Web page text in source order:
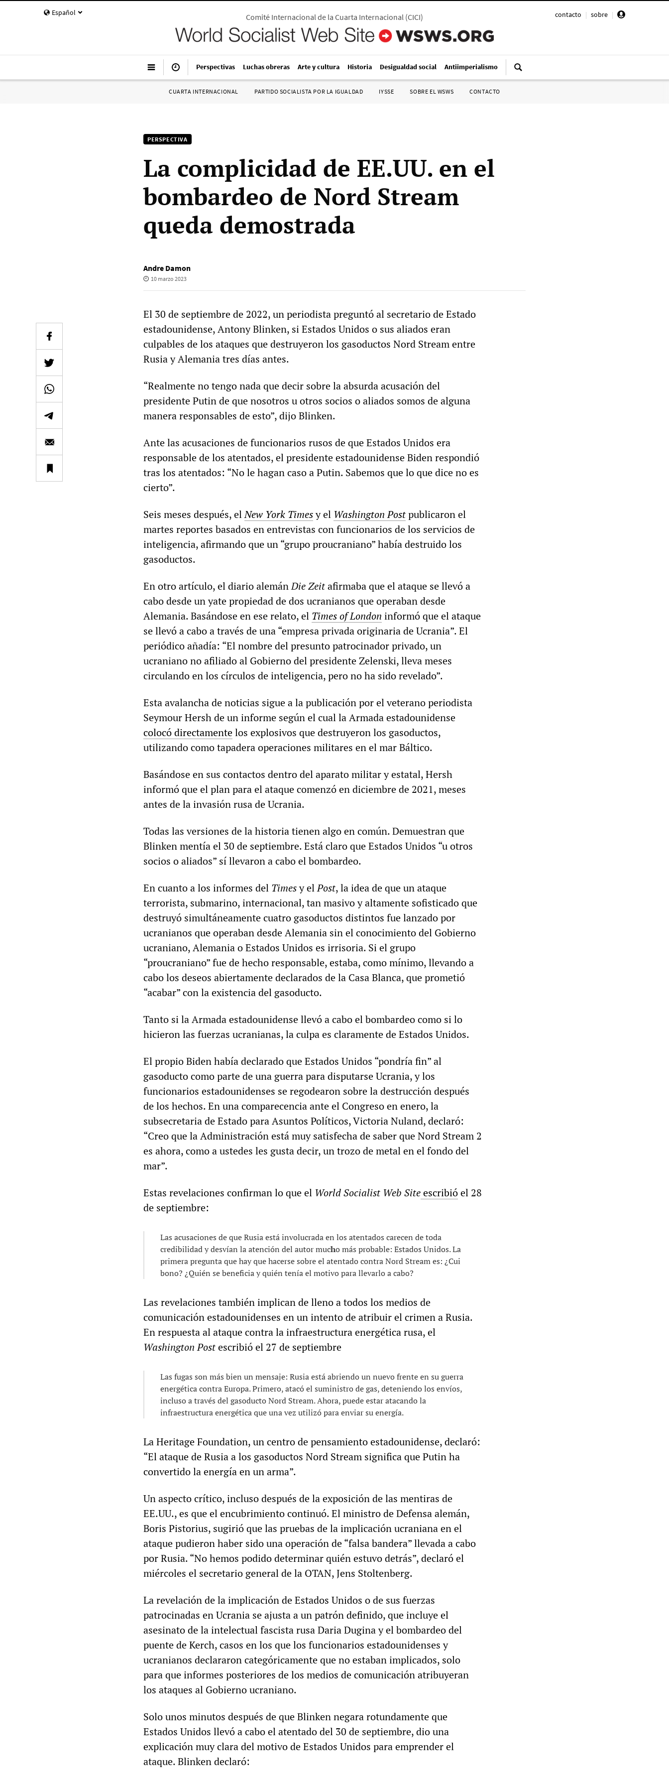
Español contacto | sobre |
Comité Internacional de la Cuarta Internacional (CICI)
Perspectivas Luchas obreras Arte y cultura Historia Desigualdad social Antiimperialismo
CUARTA INTERNACIONAL PARTIDO SOCIALISTA POR LA IGUALDAD IYSSE SOBRE EL WSWS CONTACTO
PERSPECTIVA
La complicidad de EE.UU. en el
bombardeo de Nord Stream
queda demostrada
Andre Damon
10 marzo 2023
El 30 de septiembre de 2022, un periodista preguntó al secretario de Estado
estadounidense, Antony Blinken, si Estados Unidos o sus aliados eran
culpables de los ataques que destruyeron los gasoductos Nord Stream entre
Rusia y Alemania tres días antes.
“Realmente no tengo nada que decir sobre la absurda acusación del
presidente Putin de que nosotros u otros socios o aliados somos de alguna
manera responsables de esto”, dijo Blinken.
Ante las acusaciones de funcionarios rusos de que Estados Unidos era
responsable de los atentados, el presidente estadounidense Biden respondió
tras los atentados: “No le hagan caso a Putin. Sabemos que lo que dice no es
cierto”.
Seis meses después, elNew York Timesy el Washington Postpublicaron el
martes reportes basados en entrevistas con funcionarios de los servicios de
inteligencia, afirmando que un “grupo proucraniano” había destruido los
gasoductos.
En otro artículo, el diario alemánDie Zeitafirmaba que el ataque se llevó a
cabo desde un yate propiedad de dos ucranianos que operaban desde
Alemania. Basándose en ese relato, el Times of London informó que el ataque
se llevó a cabo a través de una “empresa privada originaria de Ucrania”. El
periódico añadía: “El nombre del presunto patrocinador privado, un
ucraniano no afiliado al Gobierno del presidente Zelenski, lleva meses
circulando en los círculos de inteligencia, pero no ha sido revelado”.
Esta avalancha de noticias sigue a la publicación por el veterano periodista
Seymour Hersh de un informe según el cual la Armada estadounidense
colocó directamentelos explosivos que destruyeron los gasoductos,
utilizando como tapadera operaciones militares en el mar Báltico.
Basándose en sus contactos dentro del aparato militar y estatal, Hersh
informó que el plan para el ataque comenzó en diciembre de 2021, meses
antes de la invasión rusa de Ucrania.
Todas las versiones de la historia tienen algo en común. Demuestran que
Blinken mentía el 30 de septiembre. Está claro que Estados Unidos “u otros
socios o aliados” sí llevaron a cabo el bombardeo.
En cuanto a los informes del Timesy elPost, la idea de que un ataque
terrorista, submarino, internacional, tan masivo y altamente sofisticado que
destruyó simultáneamente cuatro gasoductos distintos fue lanzado por
ucranianos que operaban desde Alemania sin el conocimiento del Gobierno
ucraniano, Alemania o Estados Unidos es irrisoria. Si el grupo
“proucraniano” fue de hecho responsable, estaba, como mínimo, llevando a
cabo los deseos abiertamente declarados de la Casa Blanca, que prometió
“acabar” con la existencia del gasoducto.
Tanto si la Armada estadounidense llevó a cabo el bombardeo como si lo
hicieron las fuerzas ucranianas, la culpa es claramente de Estados Unidos.
El propio Biden había declarado que Estados Unidos “pondría fin” al
gasoducto como parte de una guerra para disputarse Ucrania, y los
funcionarios estadounidenses se regodearon sobre la destrucción después
de los hechos. En una comparecencia ante el Congreso en enero, la
subsecretaria de Estado para Asuntos Políticos, Victoria Nuland, declaró:
“Creo que la Administración está muy satisfecha de saber que Nord Stream 2
es ahora, como a ustedes les gusta decir, un trozo de metal en el fondo del
mar”.
Estas revelaciones confirman lo que el World Socialist Web Siteescribióel 28
de septiembre:
Las acusaciones de que Rusia está involucrada en los atentados carecen de toda
credibilidad y desvían la atención del autor mucho más probable: Estados Unidos. La
primera pregunta que hay que hacerse sobre el atentado contra Nord Stream es: ¿Cui
bono? ¿Quién se beneficia y quién tenía el motivo para llevarlo a cabo?
Las revelaciones también implican de lleno a todos los medios de
comunicación estadounidenses en un intento de atribuir el crimen a Rusia.
En respuesta al ataque contra la infraestructura energética rusa, el
Washington Postescribió el 27 de septiembre
Las fugas son más bien un mensaje: Rusia está abriendo un nuevo frente en su guerra
energética contra Europa. Primero, atacó el suministro de gas, deteniendo los envíos,
incluso a través del gasoducto Nord Stream. Ahora, puede estar atacando la
infraestructura energética que una vez utilizó para enviar su energía.
La Heritage Foundation, un centro de pensamiento estadounidense, declaró:
“El ataque de Rusia a los gasoductos Nord Stream significa que Putin ha
convertido la energía en un arma”.
Un aspecto crítico, incluso después de la exposición de las mentiras de
EE.UU., es que el encubrimiento continuó. El ministro de Defensa alemán,
Boris Pistorius, sugirió que las pruebas de la implicación ucraniana en el
ataque pudieron haber sido una operación de “falsa bandera” llevada a cabo
por Rusia. “No hemos podido determinar quién estuvo detrás”, declaró el
miércoles el secretario general de la OTAN, Jens Stoltenberg.
La revelación de la implicación de Estados Unidos o de sus fuerzas
patrocinadas en Ucrania se ajusta a un patrón definido, que incluye el
asesinato de la intelectual fascista rusa Daria Dugina y el bombardeo del
puente de Kerch, casos en los que los funcionarios estadounidenses y
ucranianos declararon categóricamente que no estaban implicados, solo
para que informes posteriores de los medios de comunicación atribuyeran
los ataques al Gobierno ucraniano.
Solo unos minutos después de que Blinken negara rotundamente que
Estados Unidos llevó a cabo el atentado del 30 de septiembre, dio una
explicación muy clara del motivo de Estados Unidos para emprender el
ataque. Blinken declaró: